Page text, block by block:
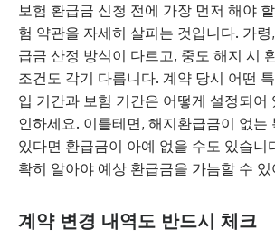
보험 환급금 신청 전에 가장 먼저 해야
험 약관을 자세히 살피는 것입니다. 가
급금 산정 방식이 다르고, 중도 해지 시
조건도 각기 다릅니다. 계약 당시 어떤
입 기간과 보험 기간은 어떻게 설정되어
인하세요. 이를테면, 해지환급금이 없는
있다면 환급금이 아예 없을 수도 있습니
확히 알아야 예상 환급금을 가늠할 수 있
계약 변경 내역도 반드시 체크